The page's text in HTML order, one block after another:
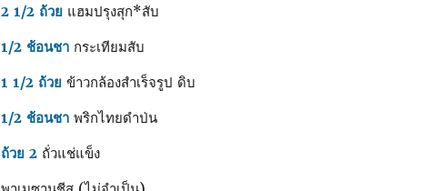
2 1/2 ถ้วย แฮมปรุงสุก*สับ
1/2 ช้อนชา กระเทียมสับ
1 1/2 ถ้วย ข้าวกล้องสําเร็จรูป ดิบ
1/2 ช้อนชา พริกไทยดําป่น
ถ้วย 2 ถั่วแช่แข็ง